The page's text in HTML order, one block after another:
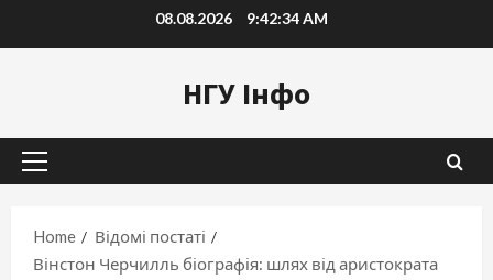
to
08.08.2026 9:42:35 AM
НГУ Інфо
Primary
Home
Відомі постаті
Вінстон Черчилль біографія: шлях від аристократа